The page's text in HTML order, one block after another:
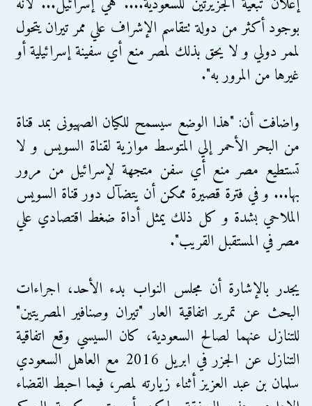
بوجود أكثر من دولة تتقاسم الإشراف علي ممر تيران يتحول
لممر دولي و لا يحق بذلك لمصر منع أي سفينة إسرائيلية أو
غيرها من المرور به".
واضافت أن: "هذا الوضع سيسمح للكيان الصهيونى بمد قناة
من البحر الأحمر إلي المتوسط موازية لقناة السويس و لا
تستطيع مصر منع أي سفن متجهة لإسرائيل من مرور
بها... و في فترة قصيرة ممكن أن يتضآل دور قناة السويس
الملاحي بشدة و كل ذلك يمثل أداة ضغط اقتصادي علي
مصر في المستقبل القريب".
يجدر بالإشارة أن مجلس النواب بدء الأحد، اجراءات
البحث عن تمرير اتفاقية العار "تيران وصنافير المصريتين"
للتنازل عنهما لصالح السعودية، كان السيسي وقع اتفاقية
التنازل عن الجزر في ابريل 2016 مع العاهل السعودي
سلمان بن عبد العزيز أثناء زيارته لمصر، فيما احبط القضاء